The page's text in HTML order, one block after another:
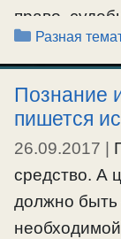
право,
и т.п., при
вопросам,
всего этого
совесть,
и
проявлений,
Рубрики
Разная
Познание
пишется
26.09.2017
средство. А
должно